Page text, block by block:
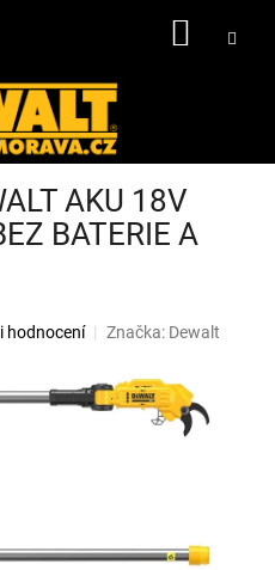
AKU 18V
BATERIE A
hodnocení Značka: Dewalt